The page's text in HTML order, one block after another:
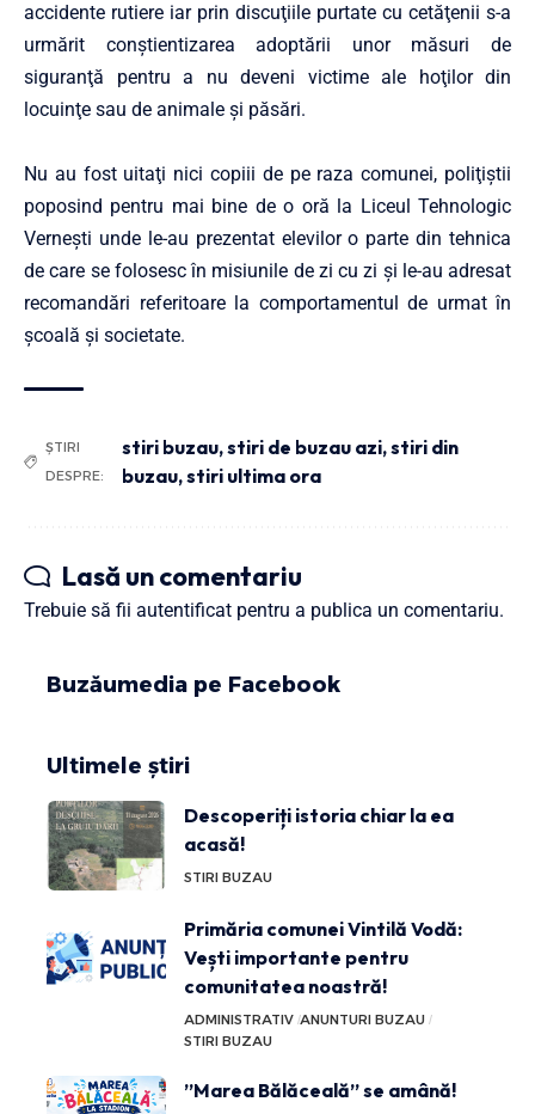
accidente rutiere iar prin discuţiile purtate cu cetăţenii s-a
urmărit conştientizarea adoptării unor măsuri de
siguranţă pentru a nu deveni victime ale hoţilor din
locuinţe sau de animale şi păsări.
Nu au fost uitaţi nici copiii de pe raza comunei, poliţiştii
poposind pentru mai bine de o oră la Liceul Tehnologic
Verneşti unde le-au prezentat elevilor o parte din tehnica
de care se folosesc în misiunile de zi cu zi şi le-au adresat
recomandări referitoare la comportamentul de urmat în
şcoală şi societate.
ȘTIRI
DESPRE:
stiri buzau,stiri de buzau azi,stiri din
buzau,stiri ultima ora
Lasă un comentariu
Trebuie să fii autentificat pentru a publica un comentariu.
Buzăumedia pe Facebook
Ultimele știri
Descoperiți istoria chiar la ea
acasă!
STIRI BUZAU
Primăria comunei Vintilă Vodă:
Vești importante pentru
comunitatea noastră!
ADMINISTRATIV ANUNTURI BUZAU
STIRI BUZAU
”Marea Bălăceală” se amână!